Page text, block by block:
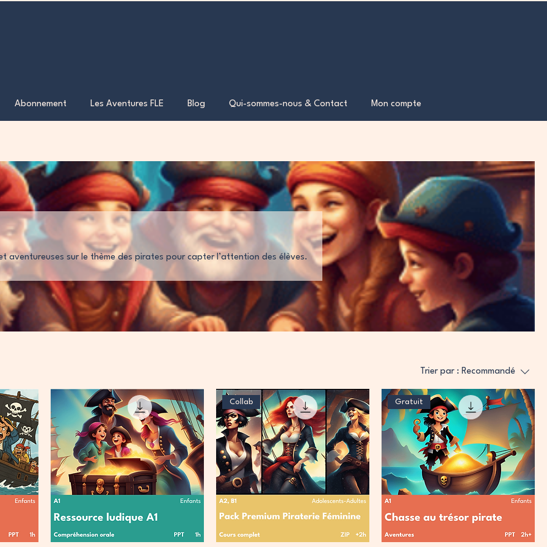
Abonnement Les Aventures FLE Blog Qui-sommes-nous & Contact Mon compte
aventureuses sur le thème des pirates pour capter l’attention des élèves.
Trier par : Recommandé
Collab Gratuit